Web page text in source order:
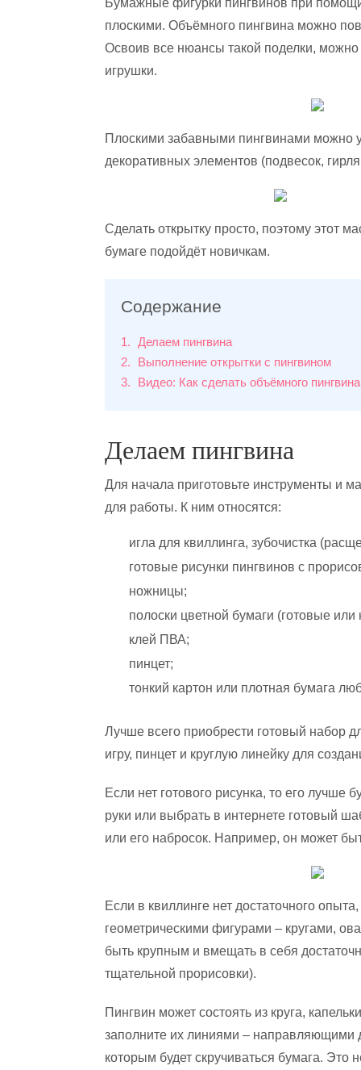
Бумажные фигурки пингвинов при
плоскими. Объёмного пингвина можно
Освоив все нюансы такой поделки,
игрушки.
Плоскими забавными пингвинами можно
декоративных элементов (подвесок,
Сделать открытку просто, поэтому этот
бумаге подойдёт новичкам.
Содержание
1
Делаем пингвина
2
Выполнение открытки с пингвином
3
Видео: Как сделать объёмного пингвина
Делаем пингвина
Для начала приготовьте инструменты и
для работы. К ним относятся:
игла для квиллинга, зубочистка
готовые рисунки пингвинов с
ножницы;
полоски цветной бумаги (готовые
клей ПВА;
пинцет;
тонкий картон или плотная бумага
Лучше всего приобрести готовый набор
игру, пинцет и круглую линейку для
Если нет готового рисунка, то его лучше
руки или выбрать в интернете готовый
или его набросок. Например, он может
Если в квиллинге нет достаточного
геометрическими фигурами – кругами,
быть крупным и вмещать в себя
тщательной прорисовки).
Пингвин может состоять из круга,
заполните их линиями – направляющими
которым будет скручиваться бумага. Это